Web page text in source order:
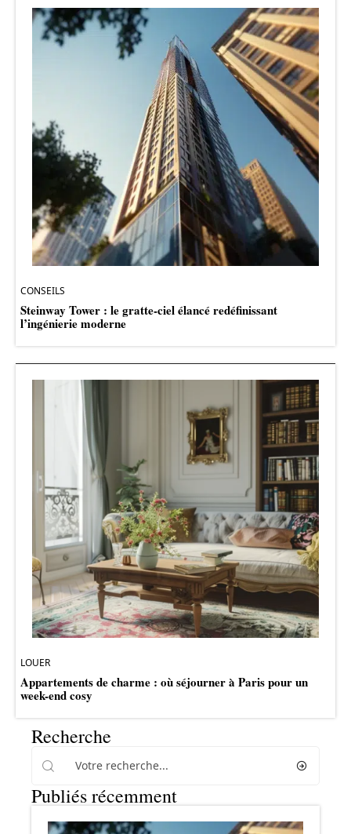
CONSEILS
Steinway Tower : le gratte-ciel élancé redéfinissant
l’ingénierie moderne
LOUER
Appartements de charme : où séjourner à Paris pour un
week-end cosy
Recherche
Publiés récemment